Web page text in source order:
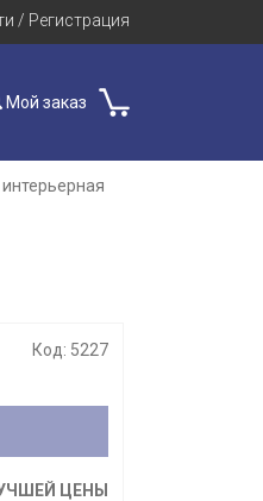
/ Регистрация
Мой заказ
Код: 5227
ЦЕНЫ